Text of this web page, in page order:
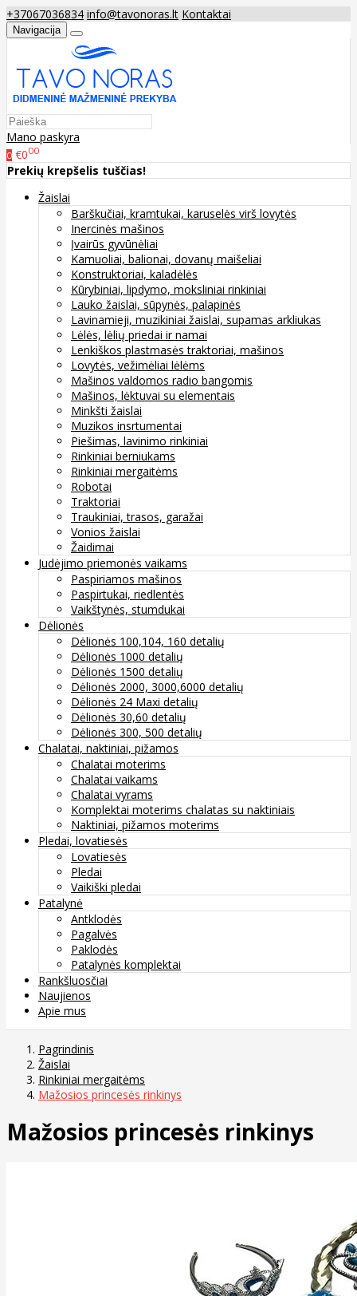
+37067036834 info@tavonoras.lt Kontaktai
Navigacija
Mano paskyra
0 €000
Prekių krepšelis tuščias!
Žaislai
Barškučiai, kramtukai, karuselės virš lovytės
Inercinės mašinos
Įvairūs gyvūnėliai
Kamuoliai, balionai, dovanų maišeliai
Konstruktoriai, kaladėlės
Kūrybiniai, lipdymo, moksliniai rinkiniai
Lauko žaislai, sūpynės, palapinės
Lavinamieji, muzikiniai žaislai, supamas arkliukas
Lėlės, lėlių priedai ir namai
Lenkiškos plastmasės traktoriai, mašinos
Lovytės, vežimėliai lėlėms
Mašinos valdomos radio bangomis
Mašinos, lėktuvai su elementais
Minkšti žaislai
Muzikos insrtumentai
Piešimas, lavinimo rinkiniai
Rinkiniai berniukams
Rinkiniai mergaitėms
Robotai
Traktoriai
Traukiniai, trasos, garažai
Vonios žaislai
Žaidimai
Judėjimo priemonės vaikams
Paspiriamos mašinos
Paspirtukai, riedlentės
Vaikštynės, stumdukai
Dėlionės
Dėlionės 100,104, 160 detalių
Dėlionės 1000 detalių
Dėlionės 1500 detalių
Dėlionės 2000, 3000,6000 detalių
Dėlionės 24 Maxi detalių
Dėlionės 30,60 detalių
Dėlionės 300, 500 detalių
Chalatai, naktiniai, pižamos
Chalatai moterims
Chalatai vaikams
Chalatai vyrams
Komplektai moterims chalatas su naktiniais
Naktiniai, pižamos moterims
Pledai, lovatiesės
Lovatiesės
Pledai
Vaikiški pledai
Patalynė
Antklodės
Pagalvės
Paklodės
Patalynės komplektai
Rankšluosčiai
Naujienos
Apie mus
Pagrindinis
Žaislai
Rinkiniai mergaitėms
Mažosios princesės rinkinys
Mažosios princesės rinkinys